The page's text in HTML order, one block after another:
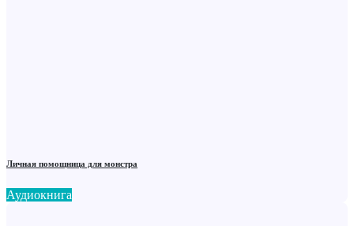
Личная помощница для монстра
Аудиокнига